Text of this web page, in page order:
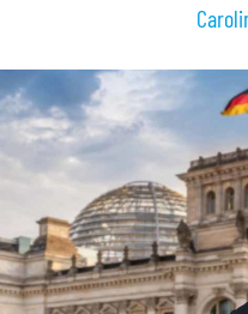
STELLENPORTAL
MEDIATHEK